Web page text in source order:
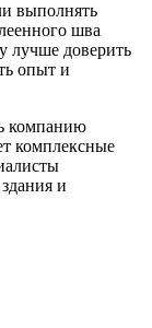
выполнять
шва
лучше доверить
опыт и
компанию
комплексные
и